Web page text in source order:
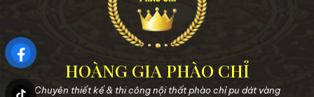
HOÀNG GIA PHÀO CHỈ
Chuyên thiết kế & thi công nội thất phào chỉ pu dát vàng